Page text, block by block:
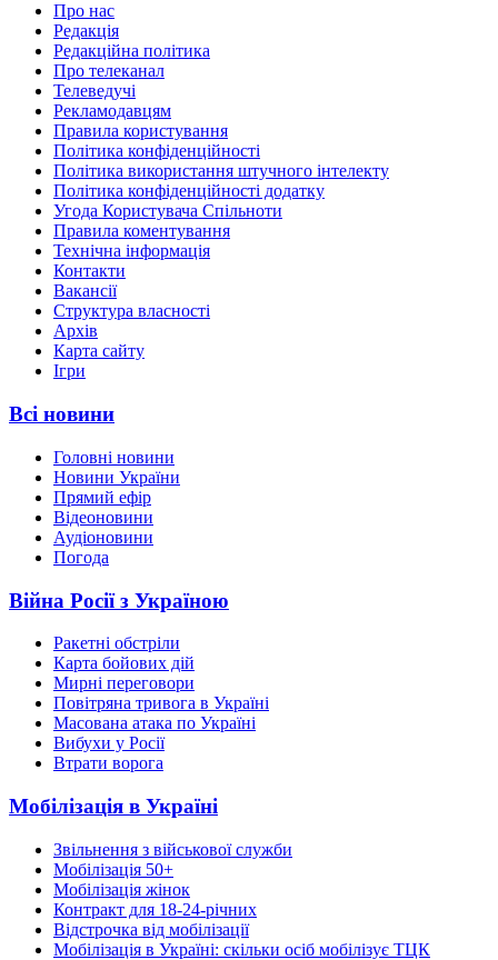
Про нас
Редакція
Редакційна політика
Про телеканал
Телеведучі
Рекламодавцям
Правила користування
Політика конфіденційності
Політика використання штучного інтелекту
Політика конфіденційності додатку
Угода Користувача Спільноти
Правила коментування
Технічна інформація
Контакти
Вакансії
Структура власності
Архів
Карта сайту
Ігри
Всі новини
Головні новини
Новини України
Прямий ефір
Відеоновини
Аудіоновини
Погода
Війна Росії з Україною
Ракетні обстріли
Карта бойових дій
Мирні переговори
Повітряна тривога в Україні
Масована атака по Україні
Вибухи у Росії
Втрати ворога
Мобілізація в Україні
Звільнення з військової служби
Мобілізація 50+
Мобілізація жінок
Контракт для 18-24-річних
Відстрочка від мобілізації
Мобілізація в Україні: скільки осіб мобілізує ТЦК